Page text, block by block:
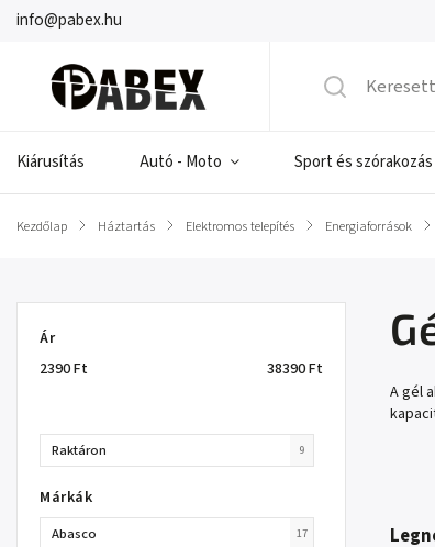
info@pabex.hu
Kiárusítás Autó - Moto Sport és szórakozás
Kezdőlap / Háztartás / Elektromos telepítés / Energiaforrások /
Ár
2390Ft 38390Ft
Raktáron 9
Márkák
Abasco 17
A gél